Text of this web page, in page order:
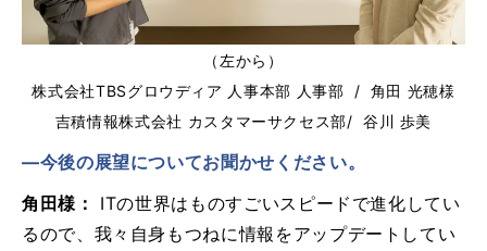
（左から）
株式会社TBSグロウディア 人事本部 人事部 / 角田 光穂様
吉積情報株式会社 カスタマーサクセス部/ 谷川 歩美
―今後の展望についてお聞かせください。
角田様：
ITの世界はものすごいスピードで進化してい
るので、我々自身もつねに情報をアップデートしてい